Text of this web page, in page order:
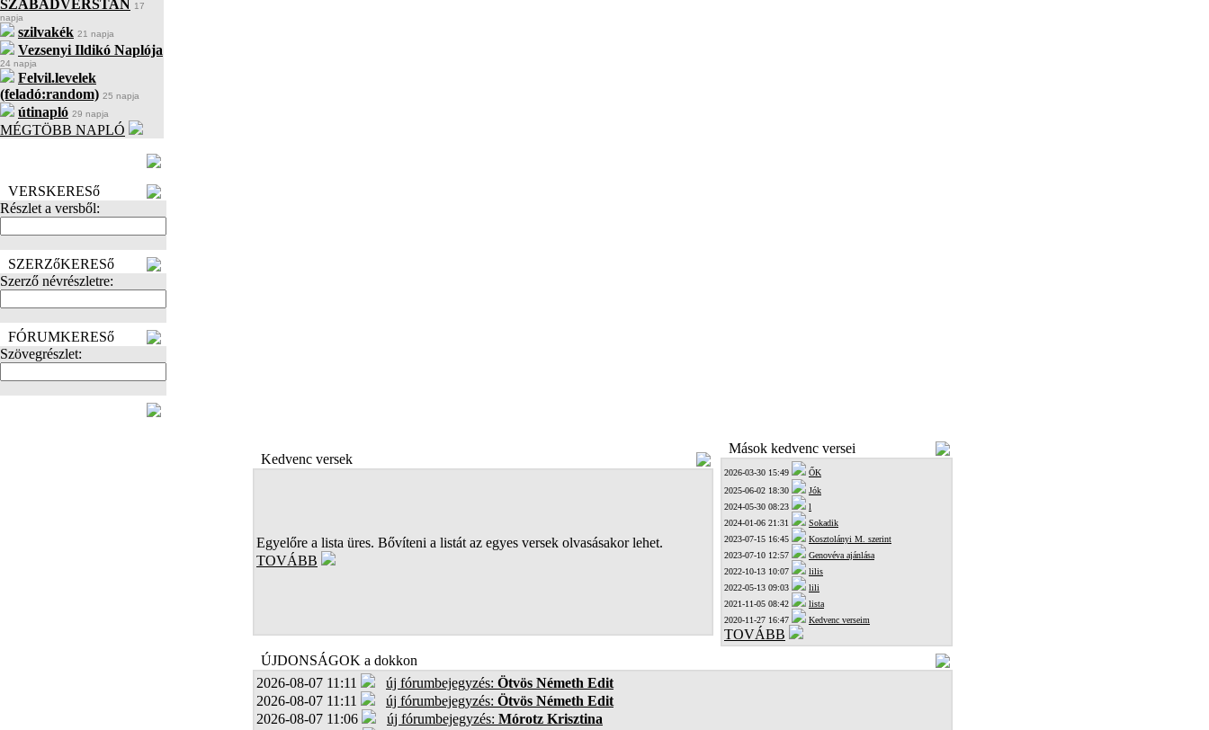
SZABADVERSTAN 17
napja
szilvakék 21 napja
Vezsenyi Ildikó Naplója
24 napja
Felvil.levelek
(feladó:random) 25 napja
útinapló 29 napja
MÉGTÖBB NAPLÓ
VERSKERESő
Részlet a versből:
SZERZőKERESő
Szerző névrészletre:
FÓRUMKERESő
Szövegrészlet:
Kedvenc versek
Egyelőre a lista üres. Bővíteni a listát az egyes versek olvasásakor lehet.
TOVÁBB
Mások kedvenc versei
2026-03-30 15:49
ŐK
2025-06-02 18:30
Jók
2024-05-30 08:23
l
2024-01-06 21:31
Sokadik
2023-07-15 16:45
Kosztolányi M. szerint
2023-07-10 12:57
Genovéva ajánlása
2022-10-13 10:07
lilis
2022-05-13 09:03
lili
2021-11-05 08:42
lista
2020-11-27 16:47
Kedvenc verseim
TOVÁBB
ÚJDONSÁGOK a dokkon
2026-08-07 11:11
új fórumbejegyzés: Ötvös Németh Edit
2026-08-07 11:11
új fórumbejegyzés: Ötvös Németh Edit
2026-08-07 11:06
új fórumbejegyzés: Mórotz Krisztina